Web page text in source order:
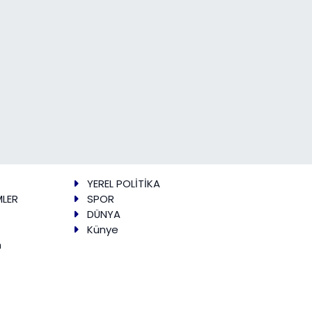
YEREL POLİTİKA
SPOR
DÜNYA
Künye